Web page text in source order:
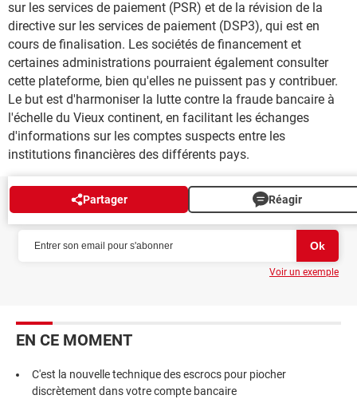
sur les services de paiement (PSR) et de la révision de la
directive sur les services de paiement (DSP3), qui est en
cours de finalisation. Les sociétés de financement et
certaines administrations pourraient également consulter
cette plateforme, bien qu'elles ne puissent pas y contribuer.
Le but est d'harmoniser la lutte contre la fraude bancaire à
l'échelle du Vieux continent, en facilitant les échanges
d'informations sur les comptes suspects entre les
institutions financières des différents pays.
Partager Réagir
NEWSLETTER
Voir un exemple
EN CE MOMENT
C'est la nouvelle technique des escrocs pour piocher
discrètement dans votre compte bancaire